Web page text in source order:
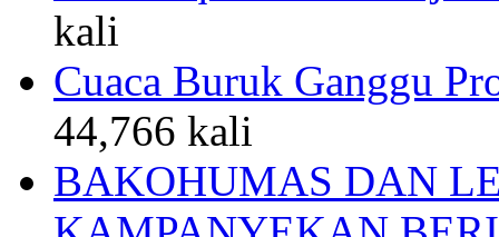
kali
Cuaca Buruk Ganggu
44,766 kali
BAKOHUMAS DAN